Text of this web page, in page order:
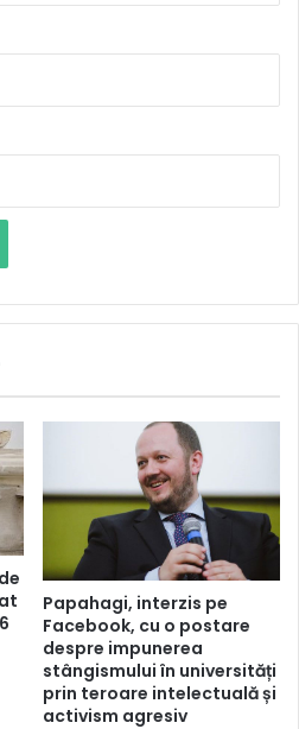
Papahagi, interzis pe
Facebook, cu o postare
despre impunerea
stângismului în universități
prin teroare intelectuală și
activism agresiv